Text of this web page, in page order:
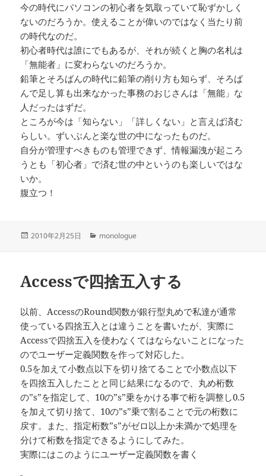
今の時代にパソコンの初心者を気取っていて恥ずかしく
ないのだろうか。使えることが偉いのではなく当たり前
の時代なのだ。
初心者時代は誰にでもあるが、それが続くと胸の名札は
「無能者」に変わらないのだろうか。
鉛筆とそろばんの時代に鉛筆の削り方も知らず、そろば
んで足し算も出来なかった事務のおじさんは「無能」な
人だったはずだ。
ところが今は「知らない」「詳しくない」と言えば済む
らしい。ずいぶんと楽な世の中になったものだ。
自分が管理すべきものも管理できず、情報漏洩が起ころ
うとも「初心者」で済む世の中というのも楽しいではな
いか。
腹立つ！
投
2010年2月25日
カ
ー
monologue
Accessで四捨五入する
以前、AccessのRound関数が銀行型丸めで私達が通常
使っている四捨五入とは違うことを書いたが、実際に
Accessで四捨五入を使わなくてはならないことになった
のでユーザー定義関数を作って対応した。
0.5を加えて小数点以下を切り捨てることで小数点以下
を四捨五入したことと同じ結果になるので、丸め桁数
の”s”を指定して、10の”s”乗をかける事で桁を調整し0.5
を加えて切り捨て、10の”s”乗で割ることで元の桁数に
戻す。また、指定桁数”s”がゼロ以上か未満かで処理を
分けて桁数を指定できるようにしてみた。
実際にはこのようにユーザー定義関数を書く